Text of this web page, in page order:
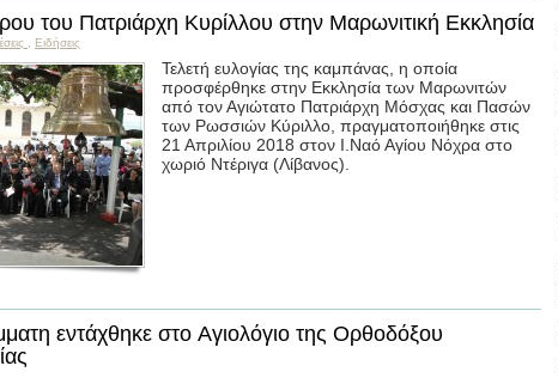
του Πατριάρχη Κυρίλλου στην Μαρωνιτική Εκκλησία
Ειδήσεις
Τελετή ευλογίας της καμπάνας, η οποία
προσφέρθηκε στην Εκκλησία των Μαρωνιτών
από τον Αγιώτατο Πατριάρχη Μόσχας και Πασών
των Ρωσσιών Κύριλλο, πραγματοποιήθηκε στις
21 Απριλίου 2018 στον Ι.Ναό Αγίου Νόχρα στο
χωριό Ντέριγα (Λίβανος).
εντάχθηκε στο Αγιολόγιο της Ορθοδόξου